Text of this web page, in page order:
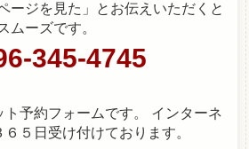
ージを見た」とお伝えいただくと
ムーズです。
345-4745
予約フォームです。
インターネ
５日受け付けております。